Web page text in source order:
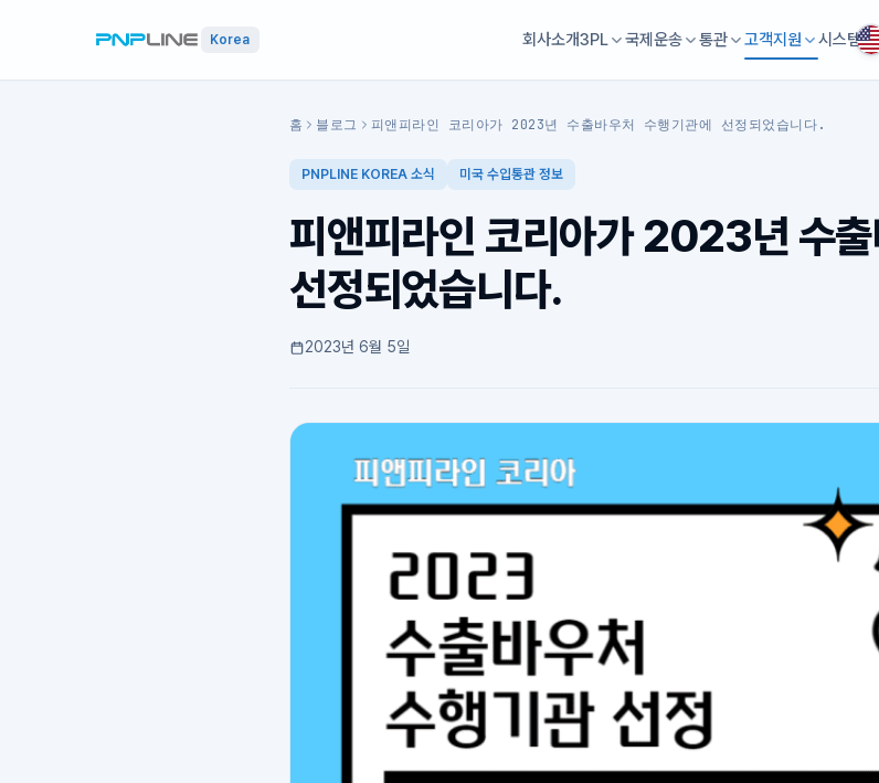
Korea 회사소개3PL 국제운송 통관 고객지원 시스템
홈 블로그 피앤피라인 코리아가 2023년 수출바우처 수행기관에 선정되었습니다.
PNPLINE KOREA 소식 미국 수입통관 정보
피앤피라인 코리아가 2023년 수출
선정되었습니다.
2023년 6월 5일